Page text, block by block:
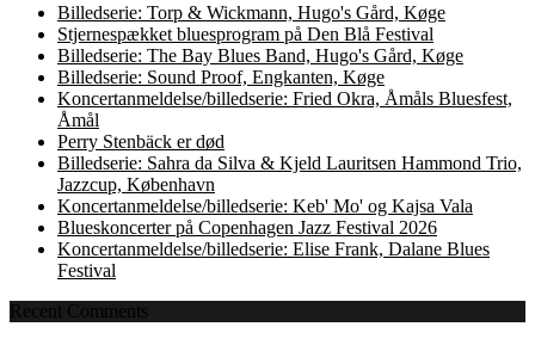
Billedserie: Torp & Wickmann, Hugo's Gård, Køge
Stjernespækket bluesprogram på Den Blå Festival
Billedserie: The Bay Blues Band, Hugo's Gård, Køge
Billedserie: Sound Proof, Engkanten, Køge
Koncertanmeldelse/billedserie: Fried Okra, Åmåls Bluesfest,
Åmål
Perry Stenbäck er død
Billedserie: Sahra da Silva & Kjeld Lauritsen Hammond Trio,
Jazzcup, København
Koncertanmeldelse/billedserie: Keb' Mo' og Kajsa Vala
Blueskoncerter på Copenhagen Jazz Festival 2026
Koncertanmeldelse/billedserie: Elise Frank, Dalane Blues
Festival
Recent Comments